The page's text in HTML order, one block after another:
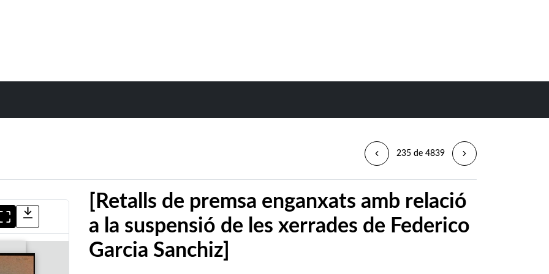
235 de 4839
[Retalls de premsa enganxats amb relació
a la suspensió de les xerrades de Federico
Garcia Sanchiz]